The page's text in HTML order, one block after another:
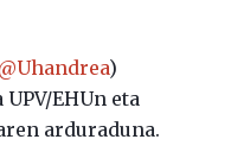
@Uhandrea)
EHUn eta
arduraduna.